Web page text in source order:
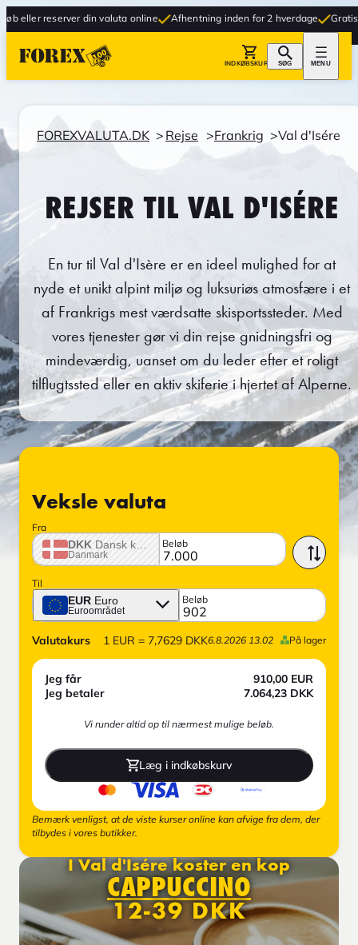
din valuta online Afhentning inden for 2 hverdage Gratis levering til
INDKØBSKURV SØG MENU
FOREXVALUTA.DK Rejse Frankrig Val d'Isére
REJSER TIL VAL D'ISÉRE
En tur til Val d'Isère er en ideel mulighed for at
nyde et unikt alpint miljø og luksuriøs atmosfære i et
af Frankrigs mest værdsatte skisportssteder. Med
vores tjenester gør vi din rejse gnidningsfri og
mindeværdig, uanset om du leder efter et roligt
tilflugtssted eller en aktiv skiferie i hjertet af Alperne.
Veksle valuta
Fra
DKK Dansk krone
Danmark
Beløb
Til
EUR Euro
Euroområdet
Beløb
Valutakurs 1 EUR = 7,7629 DKK6.8.2026 13.02 På lager
Jeg får 910,00 EUR
Jeg betaler
7.064,23 DKK
Vi runder altid op til nærmest mulige beløb.
Læg i indkøbskurv
Bemærk venligst, at de viste kurser online kan afvige fra dem, der
tilbydes i vores butikker.
I Val d'Isére koster en kop
CAPPUCCINO
12-39 DKK